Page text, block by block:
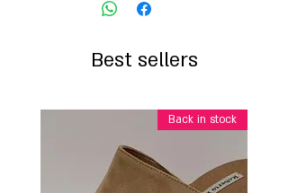
Best sellers
Back in stock